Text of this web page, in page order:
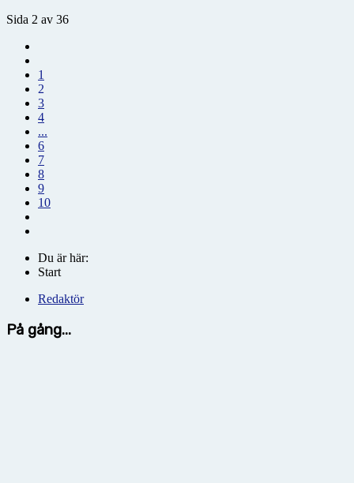
Sida 2 av 36
1
2
3
4
...
6
7
8
9
10
Du är här:
Start
Redaktör
På gång...